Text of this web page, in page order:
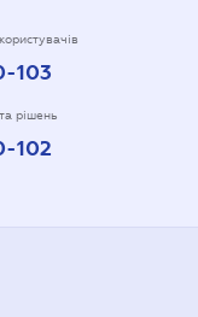
103
рішень
102